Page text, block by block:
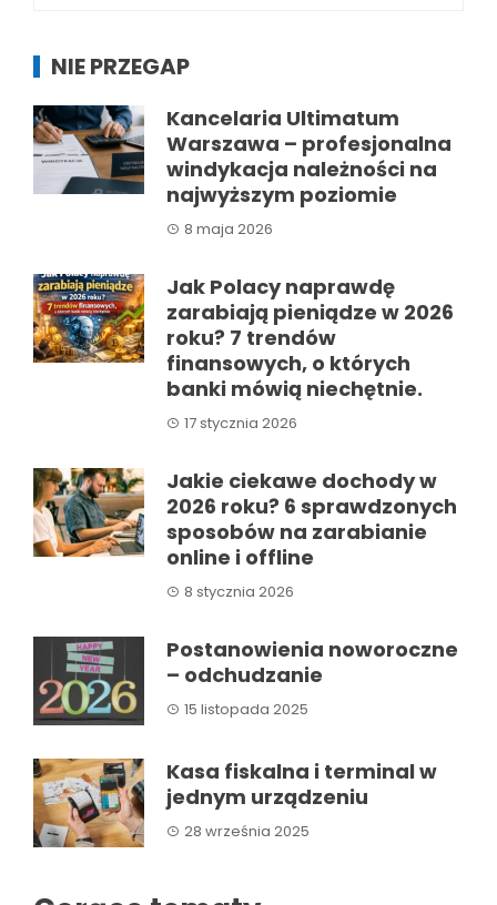
NIE PRZEGAP
Kancelaria Ultimatum
Warszawa – profesjonalna
windykacja należności na
najwyższym poziomie
8 maja 2026
Jak Polacy naprawdę
zarabiają pieniądze w 2026
roku? 7 trendów
finansowych, o których
banki mówią niechętnie.
17 stycznia 2026
Jakie ciekawe dochody w
2026 roku? 6 sprawdzonych
sposobów na zarabianie
online i offline
8 stycznia 2026
Postanowienia noworoczne
– odchudzanie
15 listopada 2025
Kasa fiskalna i terminal w
jednym urządzeniu
28 września 2025